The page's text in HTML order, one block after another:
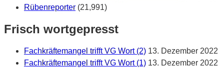
Rübenreporter (21,991)
Frisch wortgepresst
Fachkräftemangel trifft VG Wort (2) 13. Dezember 2022
Fachkräftemangel trifft VG Wort (1) 13. Dezember 2022